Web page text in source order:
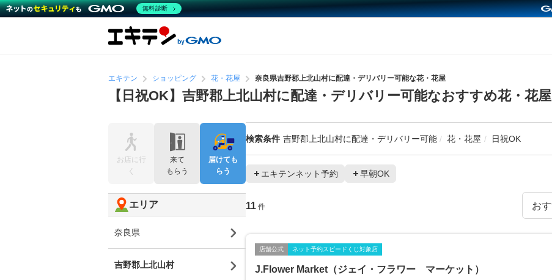
エキテン ショッピング 花・花屋 奈良県吉野郡上北山村に配達・デリバリー可能な花・花屋
【日祝OK】吉野郡上北山村に配達・デリバリー可能なおすすめ花・花屋
検索条件 吉野郡上北山村に配達・デリバリー可能 花・花屋 日祝OK
エキテンネット予約 早朝OK
11 件
店舗公式 ネット予約スピードくじ対象店
J.Flower Market（ジェイ・フラワー マーケット）
お店に行
く
来て
もらう
届けても
らう
エリア
奈良県
吉野郡上北山村
無料診断